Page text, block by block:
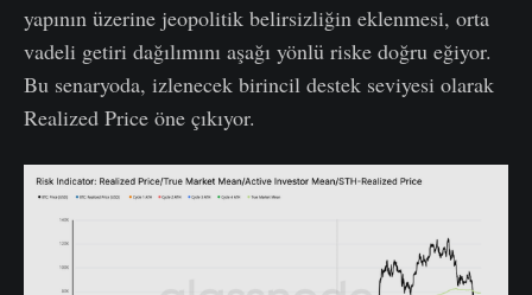
yapının üzerine jeopolitik belirsizliğin eklenmesi, orta
vadeli getiri dağılımını aşağı yönlü riske doğru eğiyor.
Bu senaryoda, izlenecek birincil destek seviyesi olarak
Realized Price öne çıkıyor.